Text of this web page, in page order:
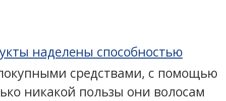
наделены способностью
средствами, с помощью
никакой пользы они волосам